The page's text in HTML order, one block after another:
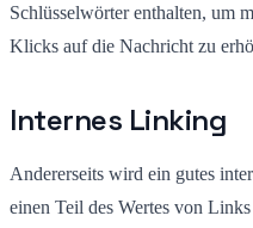
Schlüsselwörter enthalten, um
Klicks auf die Nachricht zu
Internes Linking
Andererseits wird ein gutes
einen Teil des Wertes von Links